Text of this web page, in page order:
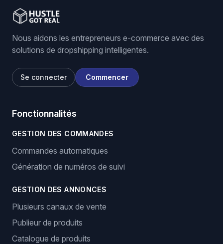
Nous aidons les entrepreneurs e-commerce avec des
solutions de dropshipping intelligentes.
Se connecter Commencer
Fonctionnalités
GESTION DES COMMANDES
Commandes automatiques
Génération de numéros de suivi
GESTION DES ANNONCES
Plusieurs canaux de vente
Publieur de produits
Catalogue de produits